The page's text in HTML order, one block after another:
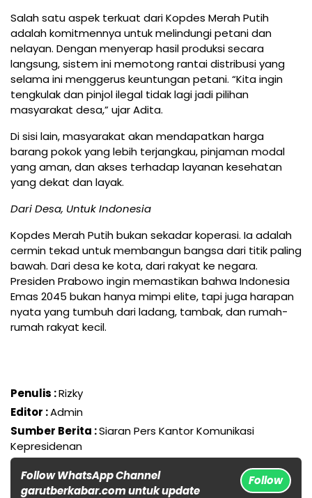
Salah satu aspek terkuat dari Kopdes Merah Putih
adalah komitmennya untuk melindungi petani dan
nelayan. Dengan menyerap hasil produksi secara
langsung, sistem ini memotong rantai distribusi yang
selama ini menggerus keuntungan petani. “Kita ingin
tengkulak dan pinjol ilegal tidak lagi jadi pilihan
masyarakat desa,” ujar Adita.
Di sisi lain, masyarakat akan mendapatkan harga
barang pokok yang lebih terjangkau, pinjaman modal
yang aman, dan akses terhadap layanan kesehatan
yang dekat dan layak.
Dari Desa, Untuk Indonesia
Kopdes Merah Putih bukan sekadar koperasi. Ia adalah
cermin tekad untuk membangun bangsa dari titik paling
bawah. Dari desa ke kota, dari rakyat ke negara.
Presiden Prabowo ingin memastikan bahwa Indonesia
Emas 2045 bukan hanya mimpi elite, tapi juga harapan
nyata yang tumbuh dari ladang, tambak, dan rumah-
rumah rakyat kecil.
Penulis :Rizky
Editor :Admin
Sumber Berita :Siaran Pers Kantor Komunikasi
Kepresidenan
Follow WhatsApp Channel
garutberkabar.com untuk update
Follow